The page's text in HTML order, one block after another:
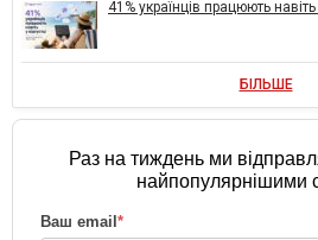
41% українців працюють
БІЛЬШЕ
Раз на тиждень ми
найпопулярнішими
Ваш email *